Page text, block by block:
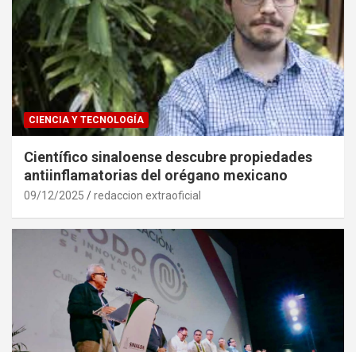
CIENCIA Y TECNOLOGÍA
Científico sinaloense descubre propiedades
antiinflamatorias del orégano mexicano
09/12/2025 redaccion extraoficial